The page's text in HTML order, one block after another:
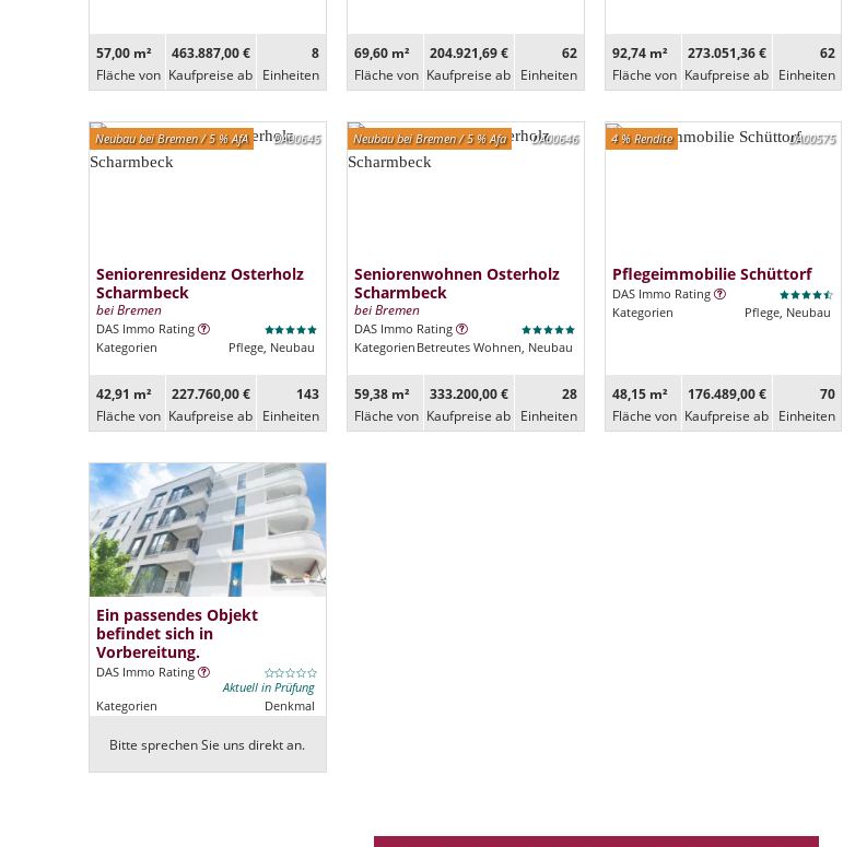
57,00 m²
Fläche von
463.887,00 €
Kaufpreise ab
8
Ein­heiten
69,60 m²
Fläche von
204.921,69 €
Kaufpreise ab
62
Ein­heiten
92,74 m²
Fläche von
273.051,36 €
Kaufpreise ab
62
Ein­heiten
DA00645
Neubau bei Bremen / 5 % AfA
Seniorenresidenz Osterholz
Scharmbeck
bei Bremen
DAS Immo Rating
Kategorien
Pflege, Neubau
42,91 m²
Fläche von
227.760,00 €
Kaufpreise ab
143
Ein­heiten
DA00646
Neubau bei Bremen / 5 % Afa
Seniorenwohnen Osterholz
Scharmbeck
bei Bremen
DAS Immo Rating
Kategorien Betreutes Wohnen, Neubau
59,38 m²
Fläche von
333.200,00 €
Kaufpreise ab
28
Ein­heiten
DA00575
4 % Rendite
Pflegeimmobilie Schüttorf
DAS Immo Rating
Kategorien
Pflege, Neubau
48,15 m²
Fläche von
176.489,00 €
Kaufpreise ab
70
Ein­heiten
Ein passendes Objekt
befindet sich in
Vorbereitung.
DAS Immo Rating
Aktuell in Prüfung
Kategorien
Denkmal
Bitte sprechen Sie uns direkt an.